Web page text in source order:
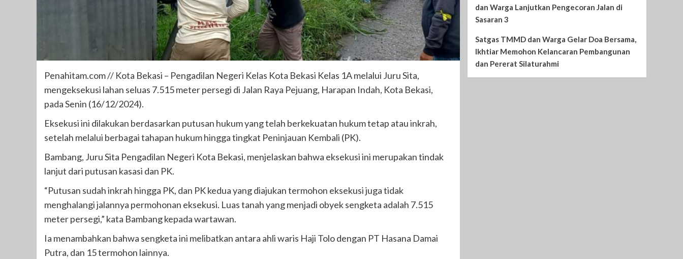
Penahitam.com // Kota Bekasi – Pengadilan Negeri Kelas Kota Bekasi Kelas 1A melalui Juru Sita,
mengeksekusi lahan seluas 7.515 meter persegi di Jalan Raya Pejuang, Harapan Indah, Kota Bekasi,
pada Senin (16/12/2024).
Eksekusi ini dilakukan berdasarkan putusan hukum yang telah berkekuatan hukum tetap atau inkrah,
setelah melalui berbagai tahapan hukum hingga tingkat Peninjauan Kembali (PK).
Bambang, Juru Sita Pengadilan Negeri Kota Bekasi, menjelaskan bahwa eksekusi ini merupakan tindak
lanjut dari putusan kasasi dan PK.
“Putusan sudah inkrah hingga PK, dan PK kedua yang diajukan termohon eksekusi juga tidak
menghalangi jalannya permohonan eksekusi. Luas tanah yang menjadi obyek sengketa adalah 7.515
meter persegi,” kata Bambang kepada wartawan.
Ia menambahkan bahwa sengketa ini melibatkan antara ahli waris Haji Tolo dengan PT Hasana Damai
Putra, dan 15 termohon lainnya.
dan Warga Lanjutkan Pengecoran Jalan di
Sasaran 3
Satgas TMMD dan Warga Gelar Doa Bersama,
Ikhtiar Memohon Kelancaran Pembangunan
dan Pererat Silaturahmi